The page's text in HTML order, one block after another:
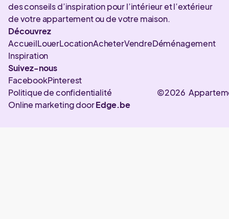
des conseils d’inspiration pour l’intérieur et l’extérieur
de votre appartement ou de votre maison.
Découvrez
AccueilLouerLocationAcheterVendreDéménagement
Inspiration
Suivez-nous
FacebookPinterest
©2026
Politique de confidentialité
Online marketing doorEdge.be